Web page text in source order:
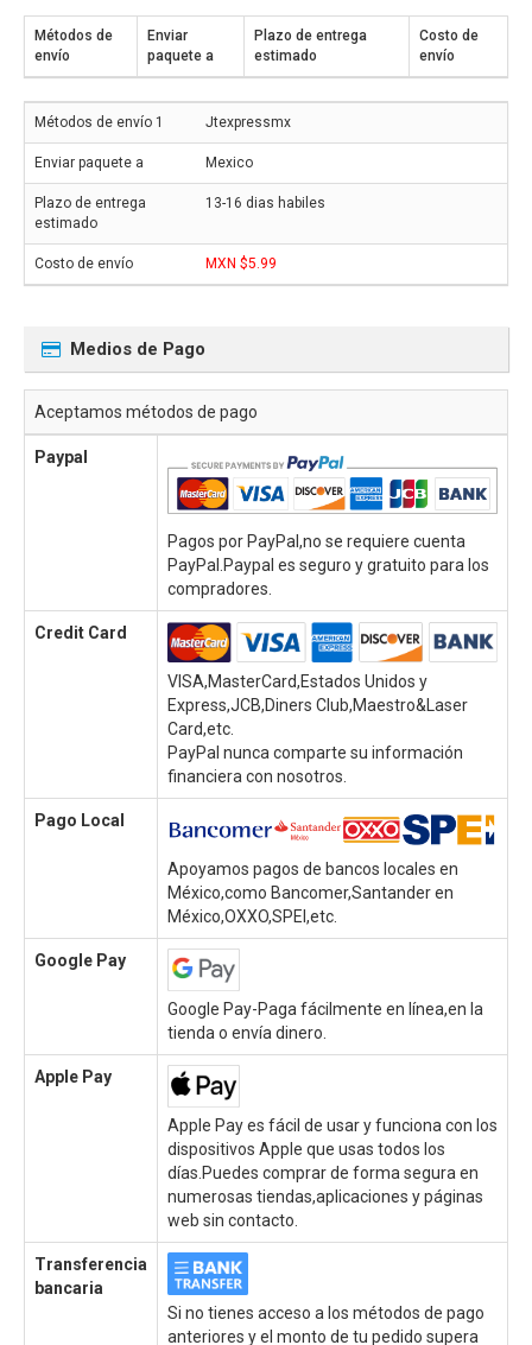
Métodos de
envío
Enviar
paquete a
Plazo de entrega
estimado
Costo de
envío
Jtexpressmx
Mexico
13-16 dias habiles
MXN $5.99
Medios de Pago
Aceptamos métodos de pago
Paypal
Pagos por PayPal,no se requiere cuenta
PayPal.Paypal es seguro y gratuito para los
compradores.
Credit Card
VISA,MasterCard,Estados Unidos y
Express,JCB,Diners Club,Maestro&Laser
Card,etc.
PayPal nunca comparte su información
financiera con nosotros.
Pago Local
Apoyamos pagos de bancos locales en
México,como Bancomer,Santander en
México,OXXO,SPEI,etc.
Google Pay
Google Pay-Paga fácilmente en línea,en la
tienda o envía dinero.
Apple Pay
Apple Pay es fácil de usar y funciona con los
dispositivos Apple que usas todos los
días.Puedes comprar de forma segura en
numerosas tiendas,aplicaciones y páginas
web sin contacto.
Transferencia
bancaria
Si no tienes acceso a los métodos de pago
anteriores y el monto de tu pedido supera